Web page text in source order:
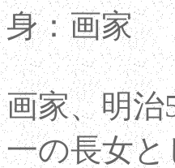
身：画家
画家、明治
一の長女